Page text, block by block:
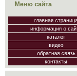
Меню сайта
главная
информация о
каталог
видео
обратная связь
контакты